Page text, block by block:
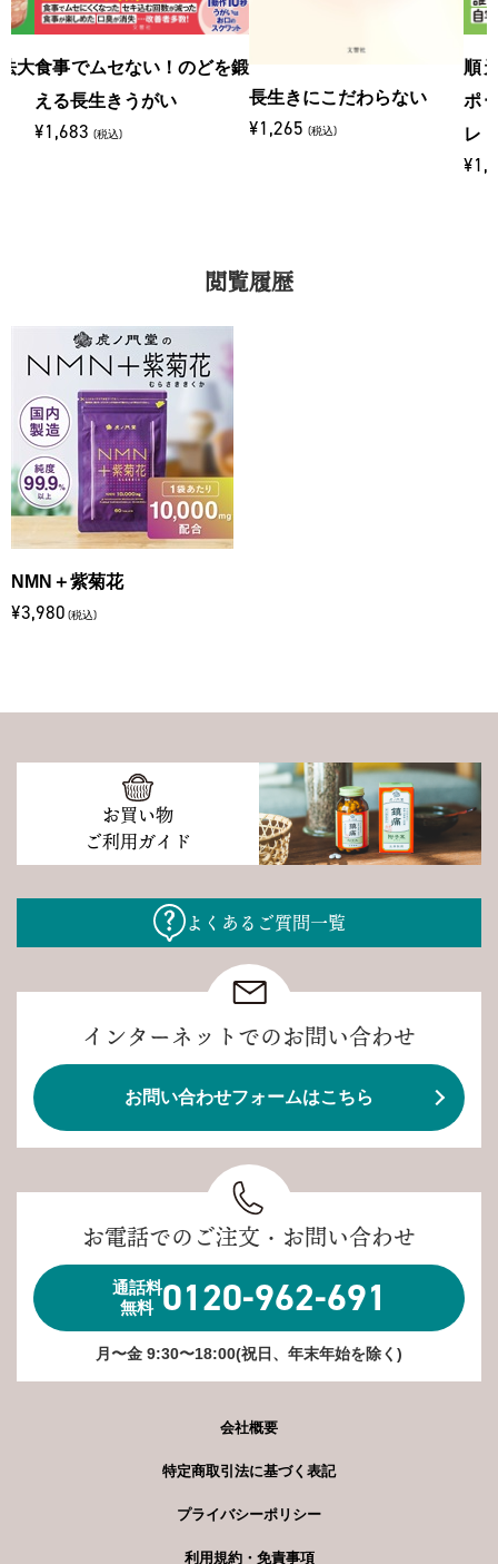
大食事でムセない！のどを鍛
える長生きうがい
¥1,683(税込)
長生きにこだわらない
¥1,265(税込)
順
ポ
レ
閲覧履歴
NMN＋紫菊花
¥3,980 (税込)
お買い物
ご利用ガイド
よくあるご質問一覧
インターネットでのお問い合わせ
お問い合わせフォームはこちら
お電話でのご注文・お問い合わせ
通話料
無料 0120-962-691
月〜金 9:30〜18:00(祝日、年末年始を除く)
会社概要
特定商取引法に基づく表記
プライバシーポリシー
利用規約・免責事項